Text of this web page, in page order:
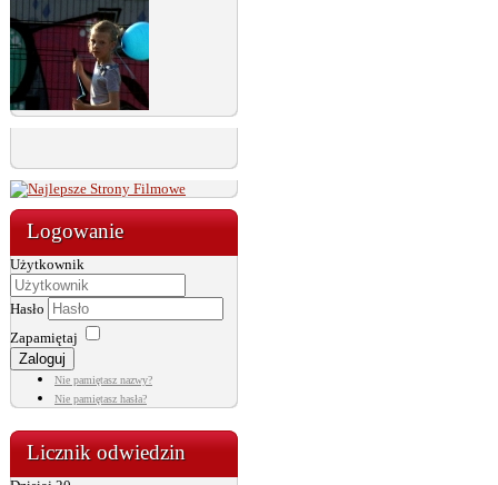
Logowanie
Użytkownik
Hasło
Zapamiętaj
Zaloguj
Nie pamiętasz nazwy?
Nie pamiętasz hasła?
Licznik odwiedzin